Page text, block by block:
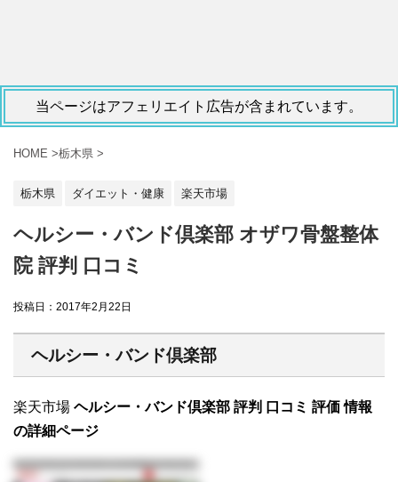
当ページはアフェリエイト広告が含まれています。
HOME >栃木県 >
栃木県 ダイエット・健康 楽天市場
ヘルシー・バンド倶楽部 オザワ骨盤整体
院 評判 口コミ
投稿日： 2017年2月22日
ヘルシー・バンド倶楽部
楽天市場 ヘルシー・バンド倶楽部 評判 口コミ 評価 情報
の詳細ページ